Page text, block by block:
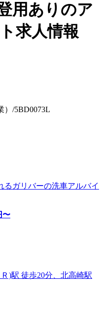
用あり のア
求人情報
）/5BD0073L
るガリバーの洗車アルバイ
〜
)駅 徒歩20分、北高崎駅